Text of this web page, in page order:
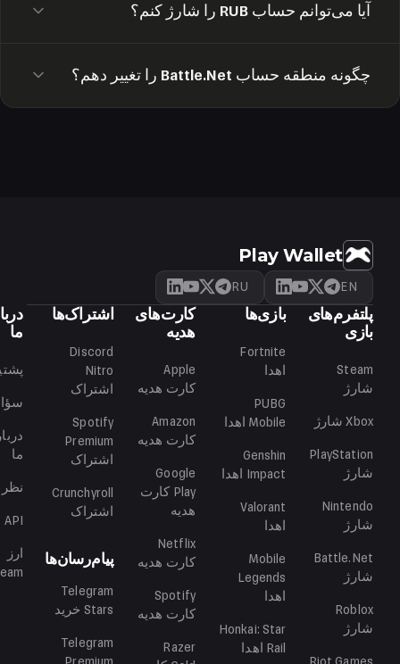
می‌شود. اگر مشکل ادامه داشت، با پشتیبانی ما برای ارسال
آیا می‌توانم حساب RUB را شارژ کنم؟
هدیه پشتیبانی نمی‌کنند. هیچ کارت EUR یا USD روی چنین
چگونه منطقه حساب Battle.Net را تغییر دهم؟
Play Wallet
EN
RU
پلتفرم‌های
بازی
Steam
شارژ
Xbox شارژ
PlayStation
شارژ
Nintendo
شارژ
Battle.Net
شارژ
Roblox
شارژ
بازی‌ها
Fortnite
اهدا
PUBG
Mobile اهدا
Genshin
Impact اهدا
Valorant
اهدا
Mobile
Legends
اهدا
Honkai: Star
Rail اهدا
کارت‌های
هدیه
Apple
کارت هدیه
Amazon
کارت هدیه
Google
Play کارت
هدیه
Netflix
کارت هدیه
Spotify
کارت هدیه
Razer
اشتراک‌ها
Discord
Nitro
اشتراک
Spotify
Premium
اشتراک
Crunchyroll
اشتراک
پیام‌رسان‌ها
Telegram
Stars خرید
Telegram
ما
ما
API
ارز